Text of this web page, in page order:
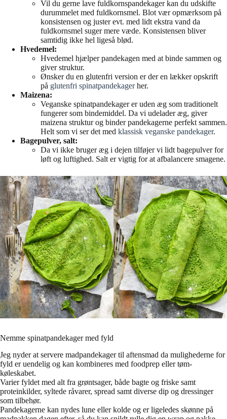
Vil du gerne lave fuldkornspandekager kan du udskifte
durummelet med fuldkornsmel. Blot vær opmærksom på
konsistensen og juster evt. med lidt ekstra vand da
fuldkornsmel suger mere væde. Konsistensen bliver
samtidig ikke hel ligeså blød.
Hvedemel:
Hvedemel hjælper pandekagen med at binde sammen og
giver struktur.
Ønsker du en glutenfri version er der en lækker opskrift
på glutenfri spinatpandekagerher.
Maizena:
Veganske spinatpandekager er uden æg som traditionelt
fungerer som bindemiddel. Da vi udelader æg, giver
maizena struktur og binder pandekagerne perfekt sammen.
Helt som vi ser det med klassisk veganske pandekager.
Bagepulver, salt:
Da vi ikke bruger æg i dejen tilføjer vi lidt bagepulver for
løft og luftighed. Salt er vigtig for at afbalancere smagene.
Nemme spinatpandekager med fyld
Jeg nyder at servere madpandekager til aftensmad da mulighederne for
fyld er uendelig og kan kombineres med foodprep eller tøm-
køleskabet.
Varier fyldet med alt fra grøntsager, både bagte og friske samt
proteinkilder, syltede råvarer, spread samt diverse dip og dressinger
som tilbehør.
Pandekagerne kan nydes lune eller kolde og er ligeledes skønne på